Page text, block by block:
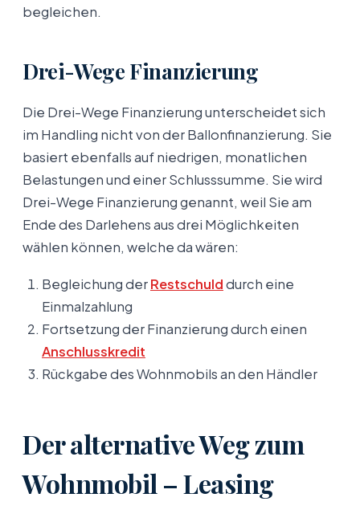
begleichen.
Drei-Wege Finanzierung
Die Drei-Wege Finanzierung unterscheidet sich
im Handling nicht von der Ballonfinanzierung. Sie
basiert ebenfalls auf niedrigen, monatlichen
Belastungen und einer Schlusssumme. Sie wird
Drei-Wege Finanzierung genannt, weil Sie am
Ende des Darlehens aus drei Möglichkeiten
wählen können, welche da wären:
Begleichung derRestschulddurch eine
Einmalzahlung
Fortsetzung der Finanzierung durch einen
Anschlusskredit
Rückgabe des Wohnmobils an den Händler
Der alternative Weg zum
Wohnmobil – Leasing